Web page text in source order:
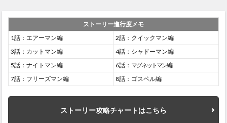
ストーリー進行度メモ
1話：エアーマン編
2話：クイックマン編
3話：カットマン編
4話：シャドーマン編
5話：ナイトマン編
6話： マグネットマン編
7話：フリーズマン編
8話：ゴスペル編
ストーリー攻略チャートはこちら